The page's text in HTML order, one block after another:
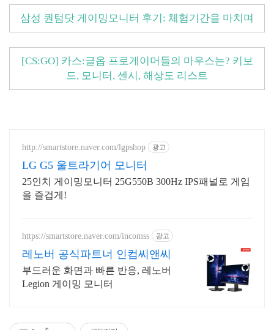
삼성 퀀텀닷 게이밍모니터 후기: 체험기간을 마치며
[CS:GO] 카스:글옵 프로게이머들의 마우스는? 키보
드, 모니터, 센시, 해상도 리스트
http://smartstore.naver.com/lgpshop 광고
LG G5 울트라기어 모니터
25인치 게이밍모니터 25G550B 300Hz IPS패널로 게임
을 즐겁게!
https://smartstore.naver.com/incomss 광고
레노버 공식파트너 인컴씨앤씨
부드러운 화면과 빠른 반응, 레노버
Legion 게이밍 모니터